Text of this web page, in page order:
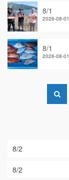
8/1
2026-08-01
8/1
2026-08-01
8/2
8/2